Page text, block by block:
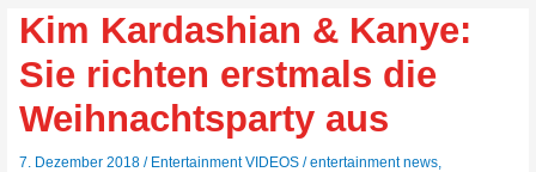
Kim Kardashian & Kanye:
Sie richten erstmals die
Weihnachtsparty aus
7. Dezember 2018/ Entertainment VIDEOS /entertainment news